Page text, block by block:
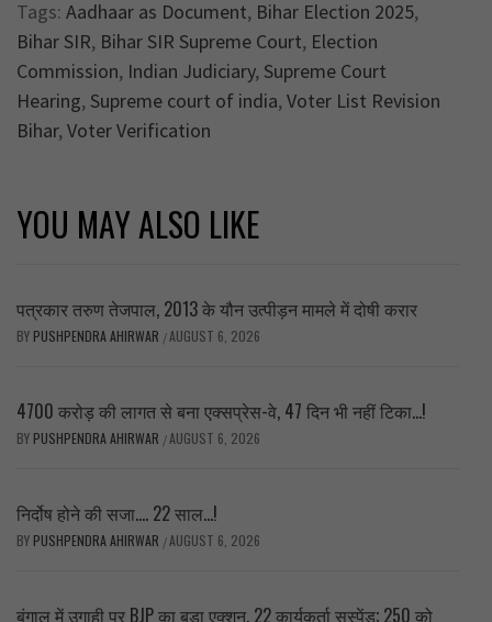
Tags: Aadhaar as Document, Bihar Election 2025,
Bihar SIR, Bihar SIR Supreme Court, Election
Commission, Indian Judiciary, Supreme Court
Hearing, Supreme court of india,Voter List Revision
Bihar,Voter Verification
YOU MAY ALSO LIKE
पत्रकार तरुण तेजपाल, 2013 के यौन उत्पीड़न मामले में दोषी करार
BY PUSHPENDRA AHIRWAR /AUGUST 6, 2026
4700 करोड़ की लागत से बना एक्सप्रेस-वे, 47 दिन भी नहीं टिका…!
BY PUSHPENDRA AHIRWAR /AUGUST 6, 2026
निर्दोष होने की सजा…. 22 साल…!
BY PUSHPENDRA AHIRWAR /AUGUST 6, 2026
बंगाल में उगाही पर BJP का बड़ा एक्शन, 22 कार्यकर्ता सस्पेंड; 250 को